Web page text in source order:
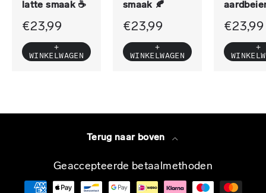
latte smaak ☕
€23,99
+
WINKELWAGEN
smaak 🍂
€23,99
+
WINKELWAGEN
€23,99
+
Terug naar boven
Geaccepteerde betaalmethoden